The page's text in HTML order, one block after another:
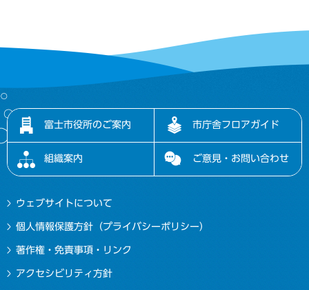
富士市役所のご案内 市庁舎フロアガイド
組織案内 ご意見・お問い合わせ
ウェブサイトについて
個人情報保護方針（プライバシーポリシー）
著作権・免責事項・リンク
アクセシビリティ方針